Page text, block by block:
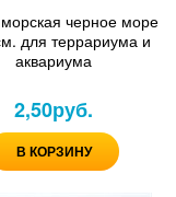
морская черное море
для террариума и
аквариума
2,50руб.
В КОРЗИНУ